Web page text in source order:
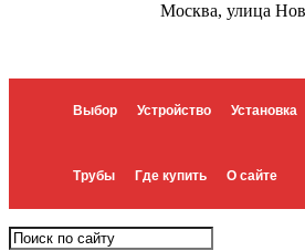
Москва, улица
Выбор Устройство Установка
Трубы Где купить О сайте